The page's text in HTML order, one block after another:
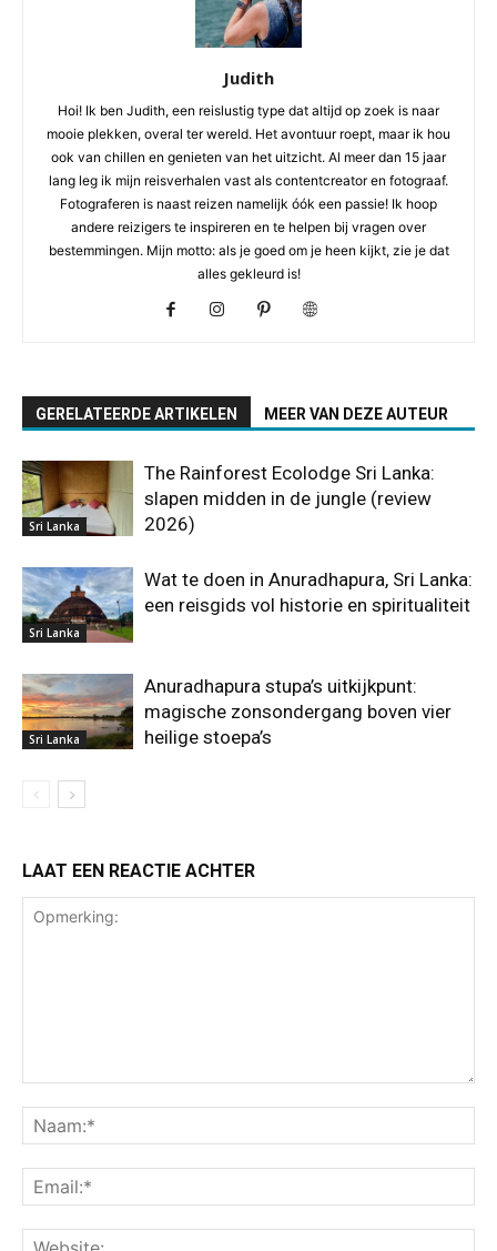
Judith
Hoi! Ik ben Judith, een reislustig type dat altijd op zoek is naar
mooie plekken, overal ter wereld. Het avontuur roept, maar ik hou
ook van chillen en genieten van het uitzicht. Al meer dan 15 jaar
lang leg ik mijn reisverhalen vast als contentcreator en fotograaf.
Fotograferen is naast reizen namelijk óók een passie! Ik hoop
andere reizigers te inspireren en te helpen bij vragen over
bestemmingen. Mijn motto: als je goed om je heen kijkt, zie je dat
alles gekleurd is!
GERELATEERDE ARTIKELEN MEER VAN DEZE AUTEUR
Sri Lanka
The Rainforest Ecolodge Sri Lanka:
slapen midden in de jungle (review
2026)
Sri Lanka
Wat te doen in Anuradhapura, Sri Lanka:
een reisgids vol historie en spiritualiteit
Sri Lanka
Anuradhapura stupa’s uitkijkpunt:
magische zonsondergang boven vier
heilige stoepa’s
LAAT EEN REACTIE ACHTER